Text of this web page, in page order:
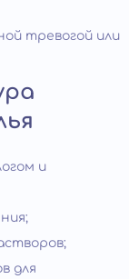
тревогой или
и
для